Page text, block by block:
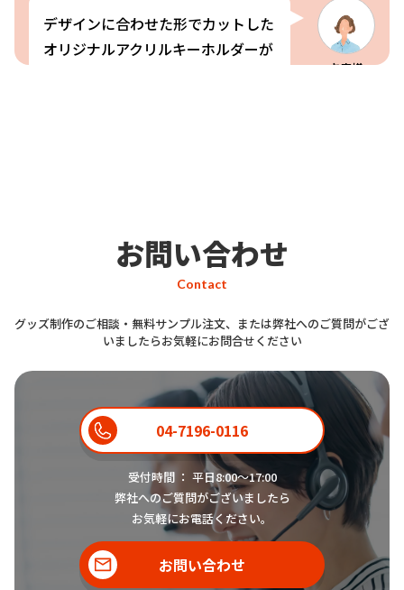
お客様
デザインに合わせた形でカットした
オリジナルアクリルキーホルダーが
どのようなものが作れますか？
はい。アクリルアンブレラマーカ
ー、マルチタッチ ドアオープナ
ー、タッチレス アクリルキーホル
ダー、光るアクリルキーホルダー
アクリルキーホルダーの5つの商品
がダイカット可能です。
お問い合わせ
Contact
グッズ制作のご相談・無料サンプル注文、または弊社へのご質問がござ
いましたらお気軽にお問合せください
04-7196-0116
受付時間 ： 平日8:00〜17:00
弊社へのご質問がございましたら
お気軽にお電話ください。
お問い合わせ